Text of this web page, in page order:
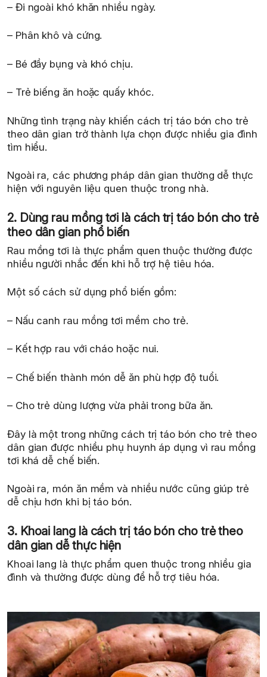
– Đi ngoài khó khăn nhiều ngày.
– Phân khô và cứng.
– Bé đầy bụng và khó chịu.
– Trẻ biếng ăn hoặc quấy khóc.
Những tình trạng này khiến cách trị táo bón cho trẻ
theo dân gian trở thành lựa chọn được nhiều gia đình
tìm hiểu.
Ngoài ra, các phương pháp dân gian thường dễ thực
hiện với nguyên liệu quen thuộc trong nhà.
2. Dùng rau mồng tơi là cách trị táo bón cho trẻ
theo dân gian phổ biến
Rau mồng tơi là thực phẩm quen thuộc thường được
nhiều người nhắc đến khi hỗ trợ hệ tiêu hóa.
Một số cách sử dụng phổ biến gồm:
– Nấu canh rau mồng tơi mềm cho trẻ.
– Kết hợp rau với cháo hoặc nui.
– Chế biến thành món dễ ăn phù hợp độ tuổi.
– Cho trẻ dùng lượng vừa phải trong bữa ăn.
Đây là một trong những cách trị táo bón cho trẻ theo
dân gian được nhiều phụ huynh áp dụng vì rau mồng
tơi khá dễ chế biến.
Ngoài ra, món ăn mềm và nhiều nước cũng giúp trẻ
dễ chịu hơn khi bị táo bón.
3. Khoai lang là cách trị táo bón cho trẻ theo
dân gian dễ thực hiện
Khoai lang là thực phẩm quen thuộc trong nhiều gia
đình và thường được dùng để hỗ trợ tiêu hóa.